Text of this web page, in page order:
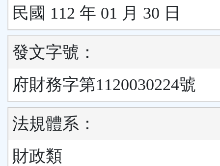
民國 112 年 01 月 30 日
發文字號：
府財務字第1120030224號
法規體系：
財政類